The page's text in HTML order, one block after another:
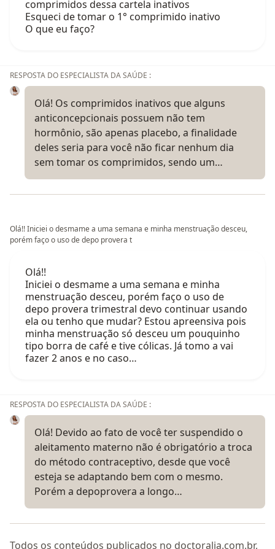
comprimidos dessa cartela inativos
Esqueci de tomar o 1° comprimido inativo
O que eu faço?
RESPOSTA DO ESPECIALISTA DA SAÚDE :
Olá! Os comprimidos inativos que alguns
anticoncepcionais possuem não tem
hormônio, são apenas placebo, a finalidade
deles seria para você não ficar nenhum dia
sem tomar os comprimidos, sendo um…
Olá!! Iniciei o desmame a uma semana e minha menstruação desceu,
porém faço o uso de depo provera t
Olá!!
Iniciei o desmame a uma semana e minha
menstruação desceu, porém faço o uso de
depo provera trimestral devo continuar usando
ela ou tenho que mudar? Estou apreensiva pois
minha menstruação só desceu um pouquinho
tipo borra de café e tive cólicas. Já tomo a vai
fazer 2 anos e no caso…
RESPOSTA DO ESPECIALISTA DA SAÚDE :
Olá! Devido ao fato de você ter suspendido o
aleitamento materno não é obrigatório a troca
do método contraceptivo, desde que você
esteja se adaptando bem com o mesmo.
Porém a depoprovera a longo…
Todos os conteúdos publicados no doctoralia.com.br,